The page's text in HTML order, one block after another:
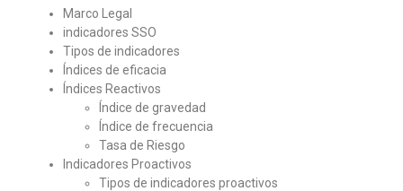
Marco Legal
indicadores SSO
Tipos de indicadores
Índices de eficacia
Índices Reactivos
Índice de gravedad
Índice de frecuencia
Tasa de Riesgo
Indicadores Proactivos
Tipos de indicadores proactivos